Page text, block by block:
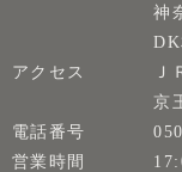
神
アクセス
京
電話番号
営業時間